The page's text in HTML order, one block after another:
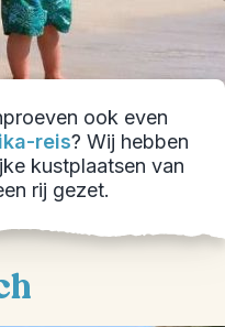
ook even
reis? Wij hebben
kustplaatsen van
rij gezet.